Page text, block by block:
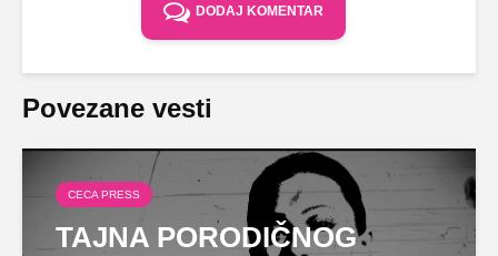
DODAJ KOMENTAR
Povezane vesti
CECA PRESS
TAJNA PORODIČNOG